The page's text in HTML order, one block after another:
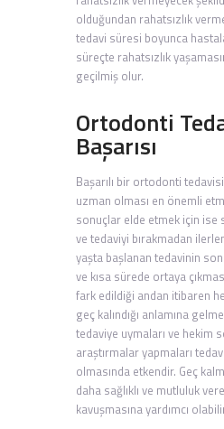
olduğundan rahatsızlık
tedavi süresi boyunca
süreçte rahatsızlık
geçilmiş olur.
Ortodonti
Başarısı
Başarılı bir ortodonti
uzman olması en önemli
sonuçlar elde etmek için ise
ve tedaviyi bırakmadan
yaşta başlanan tedavinin
ve kısa sürede ortaya
fark edildiği andan itibaren
geç kalındığı anlamına
tedaviye uymaları ve hekim
araştırmalar yapmaları
olmasında etkendir. Geç
daha sağlıklı ve mutluluk
kavuşmasına yardımcı